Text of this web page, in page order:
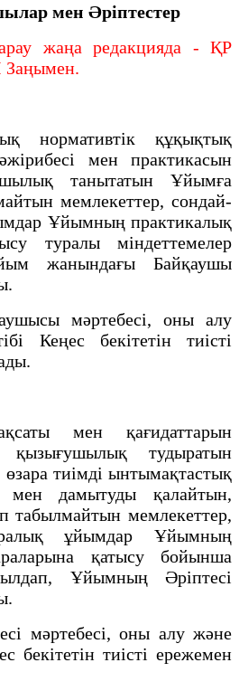
мен Әріптестер
жаңа редакцияда - ҚР
Заңымен.
құқықтық
мен практикасын
танытатын Ұйымға
мемлекеттер, сондай-
Ұйымның практикалық
туралы міндеттемелер
жанындағы Байқаушы
мәртебесі, оны алу
Кеңес бекітетін тиісті
мен қағидаттарын
қызығушылық тудыратын
тиімді ынтымақтастық
мен дамытуды қалайтын,
мемлекеттер,
ұйымдар Ұйымның
қатысу бойынша
Ұйымның Әріптесі
мәртебесі, оны алу және
бекітетін тиісті ережемен